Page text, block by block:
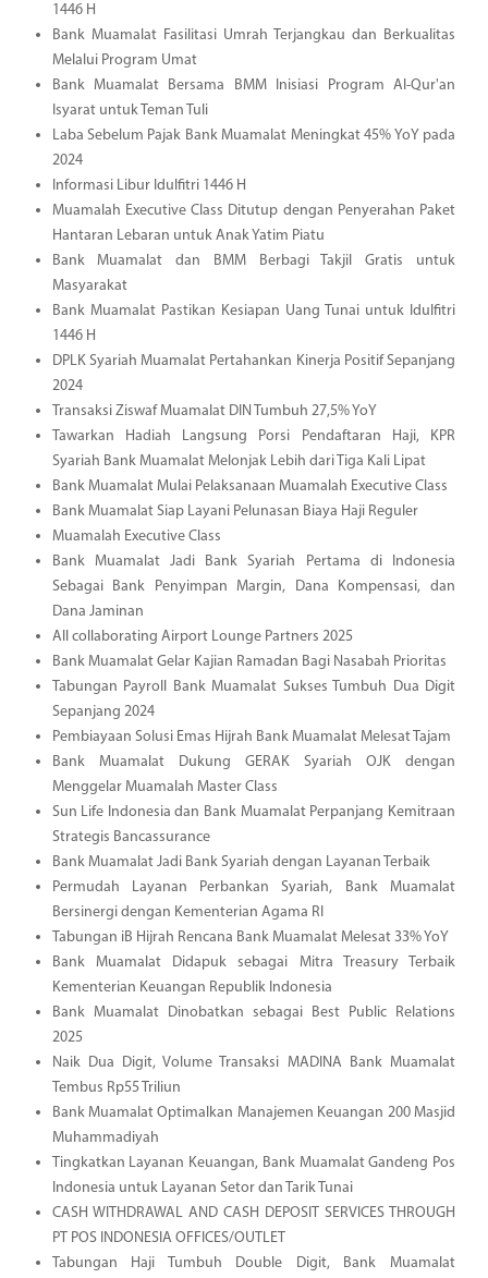
1446 H
Bank Muamalat Fasilitasi Umrah Terjangkau dan Berkualitas
Melalui Program Umat
Bank Muamalat Bersama BMM Inisiasi Program Al-Qur'an
Isyarat untuk Teman Tuli
Laba Sebelum Pajak Bank Muamalat Meningkat 45% YoY pada
2024
Informasi Libur Idulfitri 1446 H
Muamalah Executive Class Ditutup dengan Penyerahan Paket
Hantaran Lebaran untuk Anak Yatim Piatu
Bank Muamalat dan BMM Berbagi Takjil Gratis untuk
Masyarakat
Bank Muamalat Pastikan Kesiapan Uang Tunai untuk Idulfitri
1446 H
DPLK Syariah Muamalat Pertahankan Kinerja Positif Sepanjang
2024
Transaksi Ziswaf Muamalat DIN Tumbuh 27,5% YoY
Tawarkan Hadiah Langsung Porsi Pendaftaran Haji, KPR
Syariah Bank Muamalat Melonjak Lebih dari Tiga Kali Lipat
Bank Muamalat Mulai Pelaksanaan Muamalah Executive Class
Bank Muamalat Siap Layani Pelunasan Biaya Haji Reguler
Muamalah Executive Class
Bank Muamalat Jadi Bank Syariah Pertama di Indonesia
Sebagai Bank Penyimpan Margin, Dana Kompensasi, dan
Dana Jaminan
All collaborating Airport Lounge Partners 2025
Bank Muamalat Gelar Kajian Ramadan Bagi Nasabah Prioritas
Tabungan Payroll Bank Muamalat Sukses Tumbuh Dua Digit
Sepanjang 2024
Pembiayaan Solusi Emas Hijrah Bank Muamalat Melesat Tajam
Bank Muamalat Dukung GERAK Syariah OJK dengan
Menggelar Muamalah Master Class
Sun Life Indonesia dan Bank Muamalat Perpanjang Kemitraan
Strategis Bancassurance
Bank Muamalat Jadi Bank Syariah dengan Layanan Terbaik
Permudah Layanan Perbankan Syariah, Bank Muamalat
Bersinergi dengan Kementerian Agama RI
Tabungan iB Hijrah Rencana Bank Muamalat Melesat 33% YoY
Bank Muamalat Didapuk sebagai Mitra Treasury Terbaik
Kementerian Keuangan Republik Indonesia
Bank Muamalat Dinobatkan sebagai Best Public Relations
2025
Naik Dua Digit, Volume Transaksi MADINA Bank Muamalat
Tembus Rp55 Triliun
Bank Muamalat Optimalkan Manajemen Keuangan 200 Masjid
Muhammadiyah
Tingkatkan Layanan Keuangan, Bank Muamalat Gandeng Pos
Indonesia untuk Layanan Setor dan Tarik Tunai
CASH WITHDRAWAL AND CASH DEPOSIT SERVICES THROUGH
PT POS INDONESIA OFFICES/OUTLET
Tabungan Haji Tumbuh Double Digit, Bank Muamalat